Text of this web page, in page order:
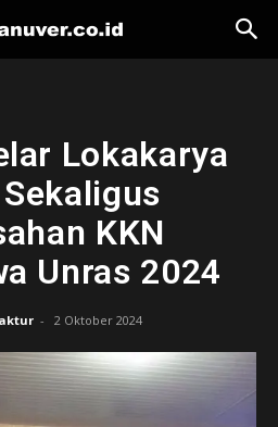
Lokakarya
KKN
Unras 2024
- 2 Oktober 2024